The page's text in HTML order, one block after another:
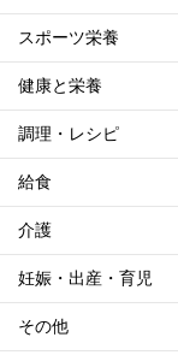
スポーツ栄養
健康と栄養
調理・レシピ
給食
介護
妊娠・出産・育児
その他